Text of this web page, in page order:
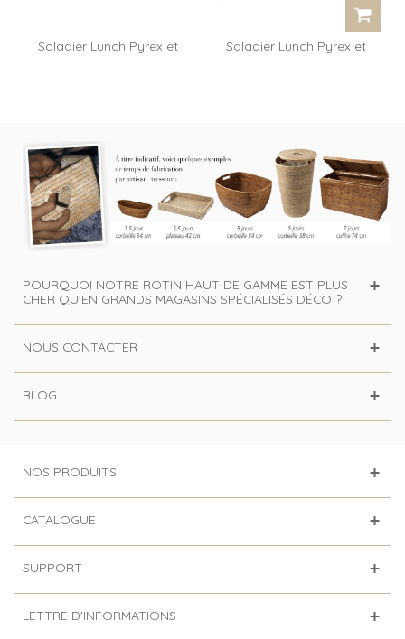
Saladier Lunch Pyrex et
Saladier Lunch Pyrex et
POURQUOI NOTRE ROTIN HAUT DE GAMME EST PLUS
CHER QU’EN GRANDS MAGASINS SPÉCIALISÉS DÉCO ?
NOUS CONTACTER
BLOG
NOS PRODUITS
CATALOGUE
SUPPORT
LETTRE D'INFORMATIONS